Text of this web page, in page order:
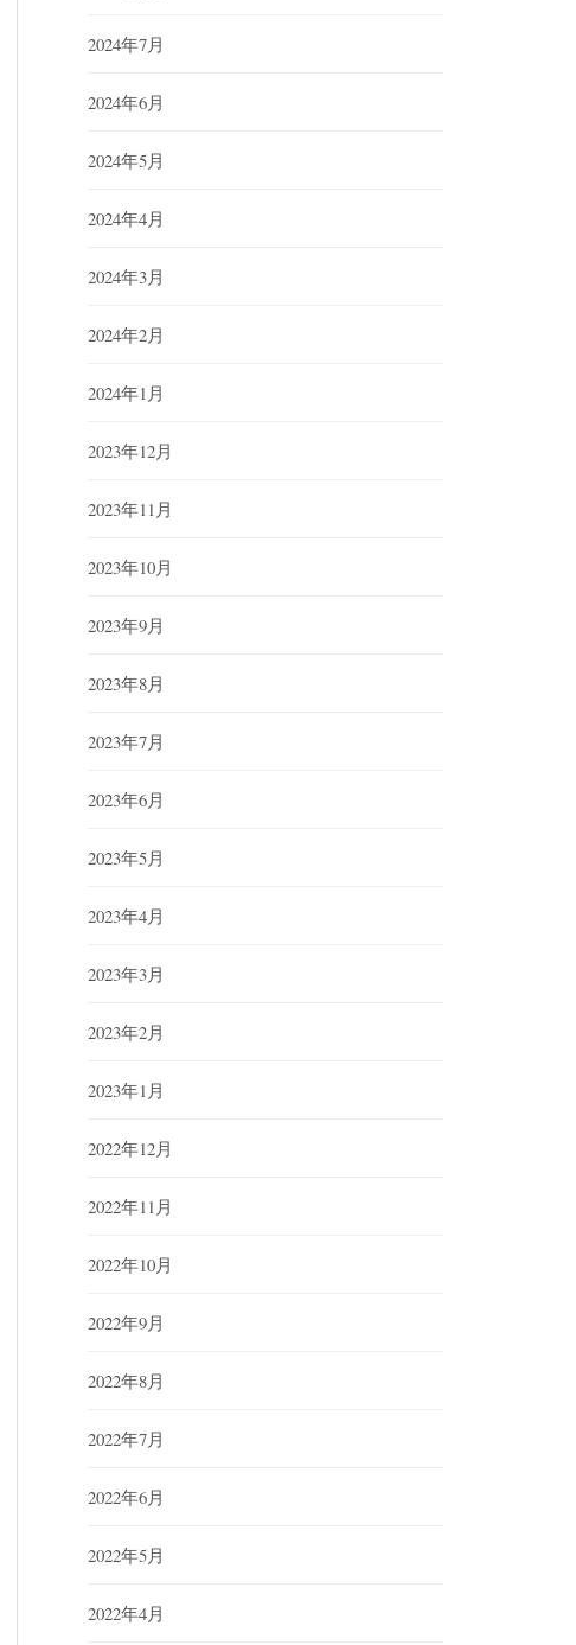
2024年7月
2024年6月
2024年5月
2024年4月
2024年3月
2024年2月
2024年1月
2023年12月
2023年11月
2023年10月
2023年9月
2023年8月
2023年7月
2023年6月
2023年5月
2023年4月
2023年3月
2023年2月
2023年1月
2022年12月
2022年11月
2022年10月
2022年9月
2022年8月
2022年7月
2022年6月
2022年5月
2022年4月